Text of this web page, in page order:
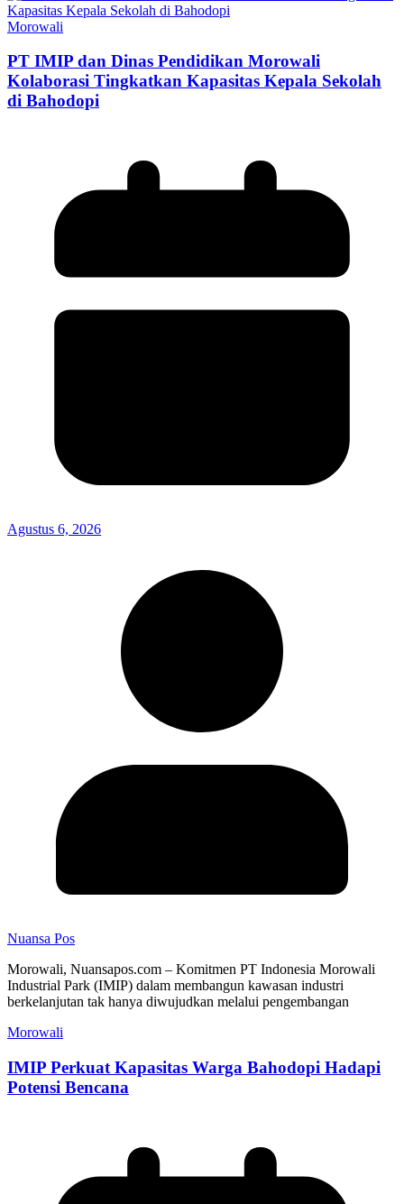
Morowali
PT IMIP dan Dinas Pendidikan Morowali
Kolaborasi Tingkatkan Kapasitas Kepala Sekolah
di Bahodopi
Agustus 6, 2026
Nuansa Pos
Morowali, Nuansapos.com – Komitmen PT Indonesia Morowali
Industrial Park (IMIP) dalam membangun kawasan industri
berkelanjutan tak hanya diwujudkan melalui pengembangan
Morowali
IMIP Perkuat Kapasitas Warga Bahodopi Hadapi
Potensi Bencana